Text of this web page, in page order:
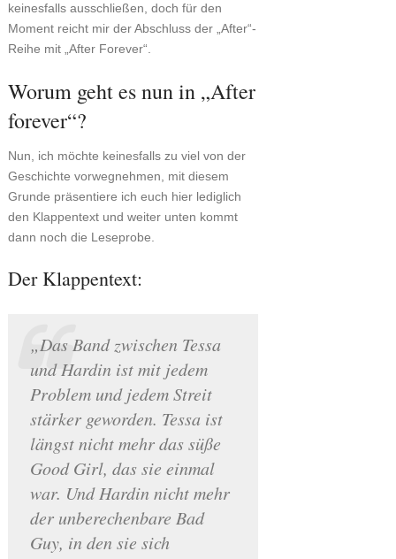
keinesfalls ausschließen, doch für den
Moment reicht mir der Abschluss der „After“-
Reihe mit „After Forever“.
Worum geht es nun in „After
forever“?
Nun, ich möchte keinesfalls zu viel von der
Geschichte vorwegnehmen, mit diesem
Grunde präsentiere ich euch hier lediglich
den Klappentext und weiter unten kommt
dann noch die Leseprobe.
Der Klappentext:
„Das Band zwischen Tessa
und Hardin ist mit jedem
Problem und jedem Streit
stärker geworden. Tessa ist
längst nicht mehr das süße
Good Girl, das sie einmal
war. Und Hardin nicht mehr
der unberechenbare Bad
Guy, in den sie sich